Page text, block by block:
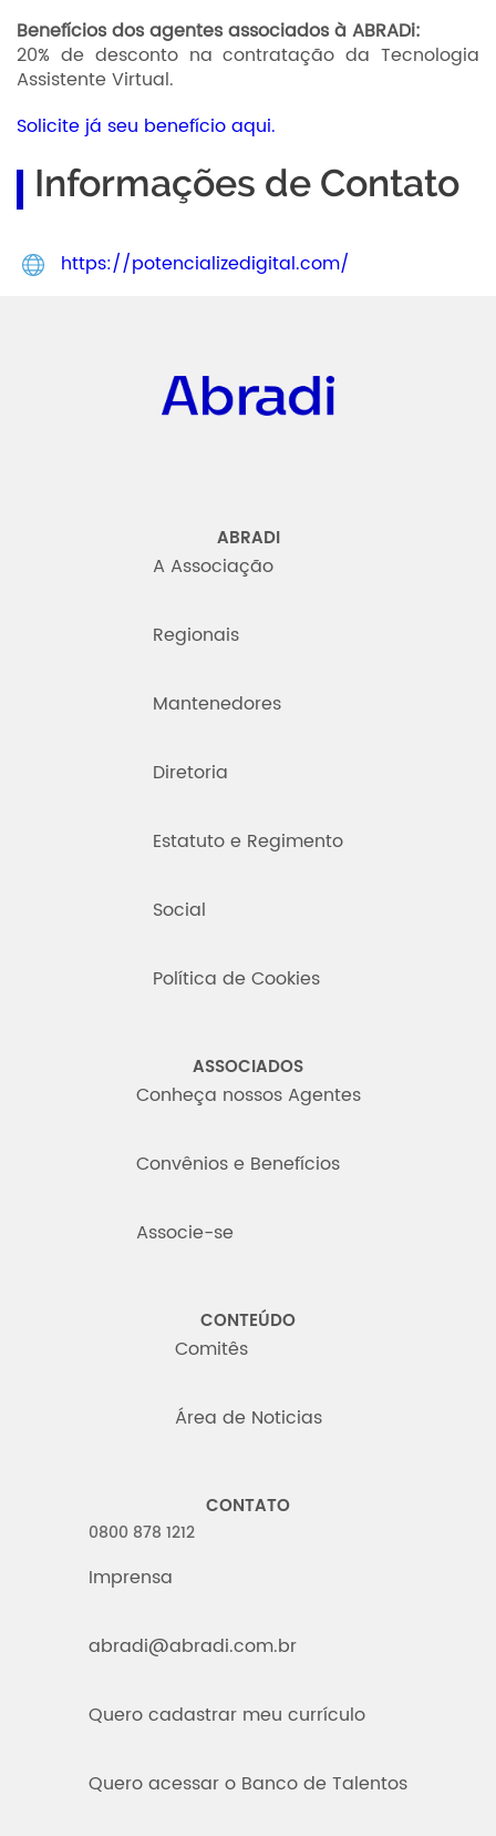
Benefícios dos agentes associados à ABRADi:
20% de desconto na contratação da Tecnologia
Assistente Virtual.
Solicite já seu benefício aqui.
Informações de Contato
https://potencializedigital.com/
ABRADI
A Associação
Regionais
Mantenedores
Diretoria
Estatuto e Regimento
Social
Política de Cookies
ASSOCIADOS
Conheça nossos Agentes
Convênios e Benefícios
Associe-se
CONTEÚDO
Comitês
Área de Noticias
CONTATO
0800 878 1212
Imprensa
abradi@abradi.com.br
Quero cadastrar meu currículo
Quero acessar o Banco de Talentos